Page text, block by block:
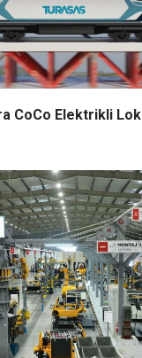
CoCo Elektrikli